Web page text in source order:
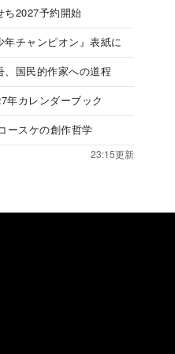
ち2027予約開始
チャンピオン』表紙に
、国民的作家への道程
年カレンダーブック
ースケの創作哲学
23:15更新